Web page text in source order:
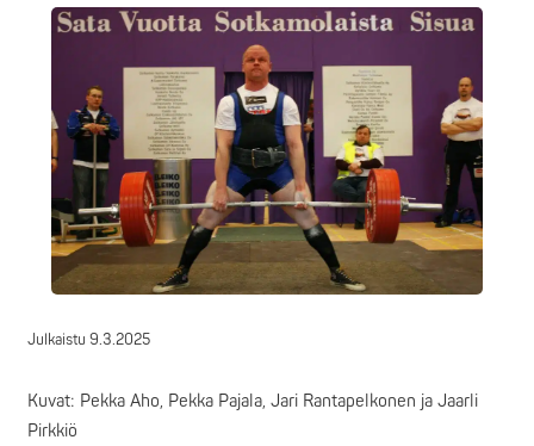
Julkaistu 9.3.2025
Kuvat: Pekka Aho, Pekka Pajala, Jari Rantapelkonen ja Jaarli
Pirkkiö